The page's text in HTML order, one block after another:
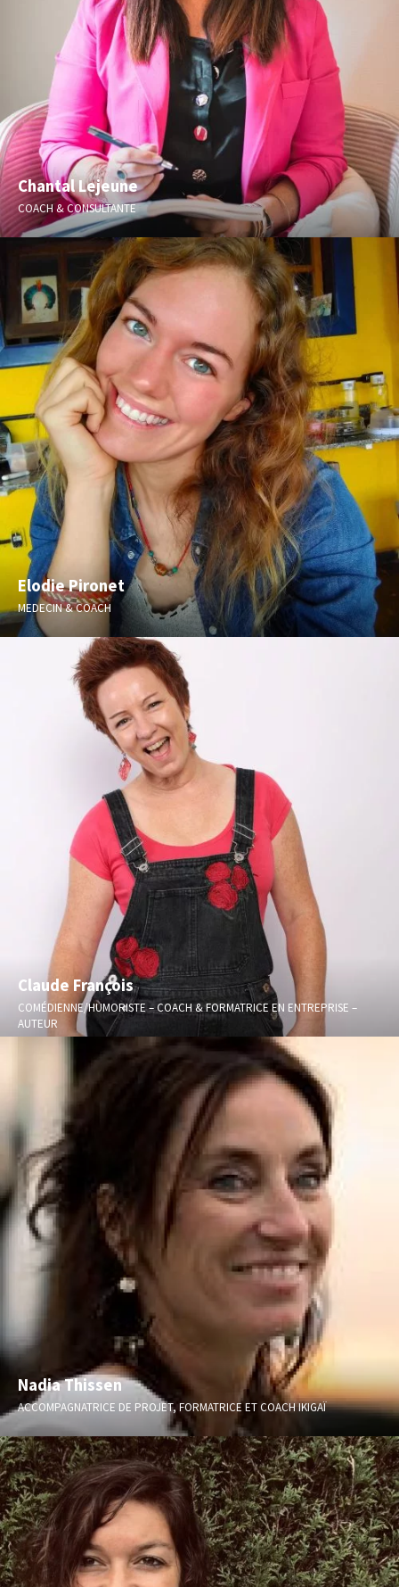
Chantal Lejeune
COACH & CONSULTANTE
Elodie Pironet
MEDECIN & COACH
Claude François
COMÉDIENNE/HUMORISTE – COACH & FORMATRICE EN ENTREPRISE –
AUTEUR
Spectacles - Prise de parole en public – Accompagnement à la
création de conférence/spectacle/...
Nadia Thissen
ACCOMPAGNATRICE DE PROJET, FORMATRICE ET COACH IKIGAÏ